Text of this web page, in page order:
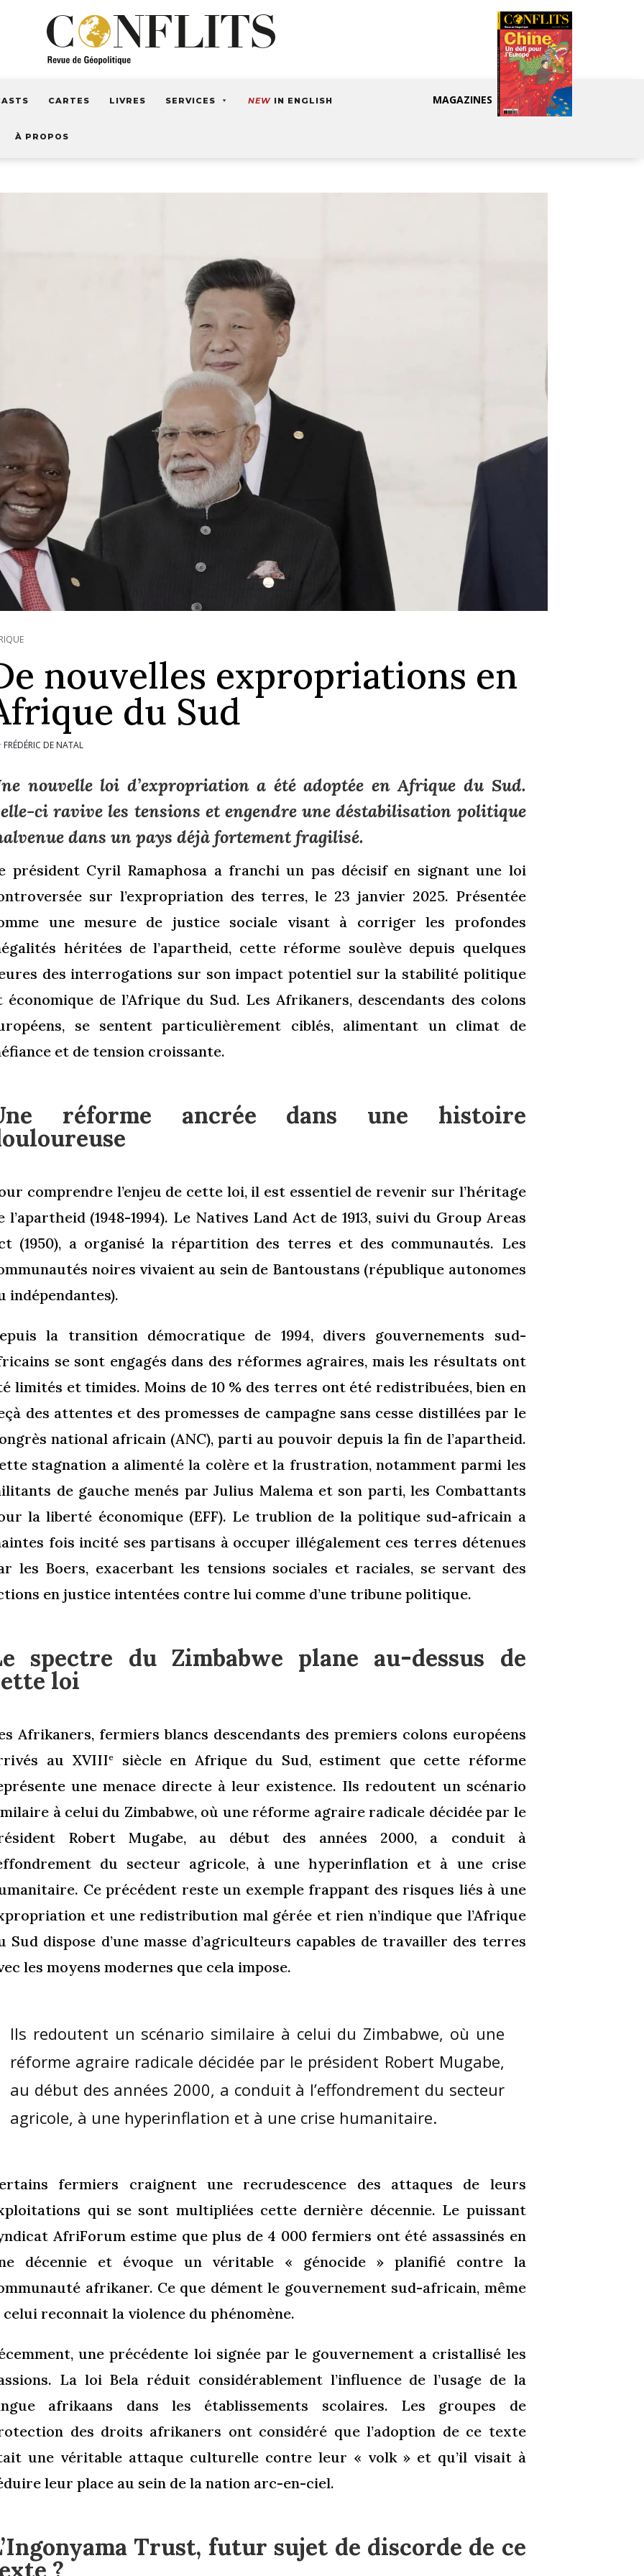
CARTES LIVRES SERVICES NEW IN ENGLISH
À PROPOS
MAGAZINES
nouvelles expropriations en
du Sud
FRÉDÉRIC DE NATAL
nouvelle loi d’expropriation a été adoptée en Afrique du Sud.
ci ravive les tensions et engendre une déstabilisation politique
dans un pays déjà fortement fragilisé.
président Cyril Ramaphosa a franchi un pas décisif en signant une loi
sur l’expropriation des terres, le 23 janvier 2025. Présentée
une mesure de justice sociale visant à corriger les profondes
héritées de l’apartheid, cette réforme soulève depuis quelques
des interrogations sur son impact potentiel sur la stabilité politique
économique de l’Afrique du Sud. Les Afrikaners, descendants des colons
se sentent particulièrement ciblés, alimentant un climat de
et de tension croissante.
réforme ancrée dans une histoire
comprendre l’enjeu de cette loi, il est essentiel de revenir sur l’héritage
l’apartheid (1948-1994). Le Natives Land Act de 1913, suivi du Group Areas
(1950), a organisé la répartition des terres et des communautés. Les
noires vivaient au sein de Bantoustans (république autonomes
indépendantes).
la transition démocratique de 1994, divers gouvernements sud-
se sont engagés dans des réformes agraires, mais les résultats ont
limités et timides. Moins de 10 % des terres ont été redistribuées, bien en
des attentes et des promesses de campagne sans cesse distillées par le
national africain (ANC), parti au pouvoir depuis la fin de l’apartheid.
stagnation a alimenté la colère et la frustration, notamment parmi les
de gauche menés par Julius Malema et son parti, les Combattants
la liberté économique (EFF). Le trublion de la politique sud-africain a
fois incité ses partisans à occuper illégalement ces terres détenues
les Boers, exacerbant les tensions sociales et raciales, se servant des
en justice intentées contre lui comme d’une tribune politique.
spectre du Zimbabwe plane au-dessus de
loi
Afrikaners, fermiers blancs descendants des premiers colons européens
au XVIIIe
siècle en Afrique du Sud, estiment que cette réforme
une menace directe à leur existence. Ils redoutent un scénario
à celui du Zimbabwe, où une réforme agraire radicale décidée par le
Robert Mugabe, au début des années 2000, a conduit à
du secteur agricole, à une hyperinflation et à une crise
Ce précédent reste un exemple frappant des risques liés à une
et une redistribution mal gérée et rien n’indique que l’Afrique
Sud dispose d’une masse d’agriculteurs capables de travailler des terres
les moyens modernes que cela impose.
Ils redoutent un scénario similaire à celui du Zimbabwe, où une
réforme agraire radicale décidée par le président Robert Mugabe,
au début des années 2000, a conduit à l’effondrement du secteur
agricole, à une hyperinflation et à une crise humanitaire.
fermiers craignent une recrudescence des attaques de leurs
qui se sont multipliées cette dernière décennie. Le puissant
AfriForum estime que plus de 4 000 fermiers ont été assassinés en
décennie et évoque un véritable « génocide » planifié contre la
afrikaner. Ce que dément le gouvernement sud-africain, même
celui reconnait la violence du phénomène.
une précédente loi signée par le gouvernement a cristallisé les
La loi Bela réduit considérablement l’influence de l’usage de la
afrikaans dans les établissements scolaires. Les groupes de
des droits afrikaners ont considéré que l’adoption de ce texte
une véritable attaque culturelle contre leur « volk » et qu’il visait à
leur place au sein de la nation arc-en-ciel.
Trust, futur sujet de discorde de ce